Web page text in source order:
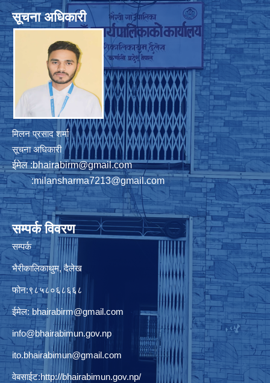
सूचना अधिकारी
मिलन प्रसाद शर्मा
सूचना अधिकारी
ईमेल :bhairabirm@gmail.com
:milansharma7213@gmail.com
सम्पर्क विवरण
सम्पर्क
भैरीकालिकाथुम, दैलेख
फोन:९८५८०६८६६८
ईमेल: bhairabirm@gmail.com
info@bhairabimun.gov.np
ito.bhairabimun@gmail.com
वेबसाईट:http://bhairabimun.gov.np/